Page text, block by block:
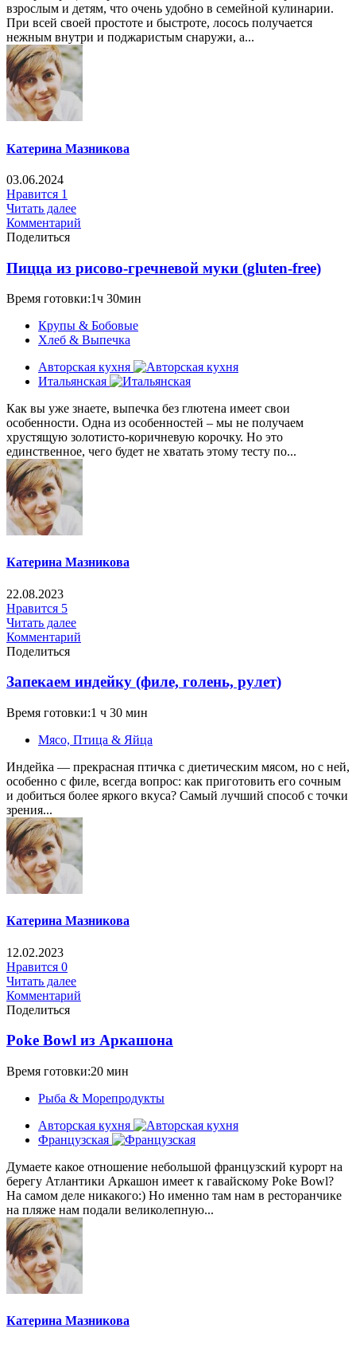
взрослым и детям, что очень удобно в семейной кулинарии.
При всей своей простоте и быстроте, лосось получается
нежным внутри и поджаристым снаружи, а...
Катерина Мазникова
03.06.2024
Нравится 1
Читать далее
Комментарий
Поделиться
Пицца из рисово-гречневой муки (gluten-free)
Время готовки:1ч 30мин
Крупы & Бобовые
Хлеб & Выпечка
Авторская кухня
Итальянская
Как вы уже знаете, выпечка без глютена имеет свои
особенности. Одна из особенностей – мы не получаем
хрустящую золотисто-коричневую корочку. Но это
единственное, чего будет не хватать этому тесту по...
Катерина Мазникова
22.08.2023
Нравится 5
Читать далее
Комментарий
Поделиться
Запекаем индейку (филе, голень, рулет)
Время готовки:1 ч 30 мин
Мясо, Птица & Яйца
Индейка — прекрасная птичка с диетическим мясом, но с ней,
особенно с филе, всегда вопрос: как приготовить его сочным
и добиться более яркого вкуса? Самый лучший способ с точки
зрения...
Катерина Мазникова
12.02.2023
Нравится 0
Читать далее
Комментарий
Поделиться
Poke Bowl из Аркашона
Время готовки:20 мин
Рыба & Mорепродукты
Авторская кухня
Французская
Думаете какое отношение небольшой французский курорт на
берегу Атлантики Аркашон имеет к гавайскому Poke Bowl?
На самом деле никакого:) Но именно там нам в ресторанчике
на пляже нам подали великолепную...
Катерина Мазникова